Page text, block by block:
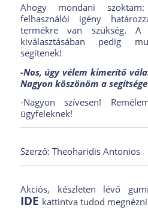
Ahogy mondani
felhasználói igény
termékre van szükség. A
kiválasztásában pedig
segítenek!
-Nos, úgy vélem kimerítő
Nagyon köszönöm a
-Nagyon szívesen!
ügyfeleknek!
Szerző: Theoharidis Antonios
Akciós, készleten lévő
IDE kattintva tudod